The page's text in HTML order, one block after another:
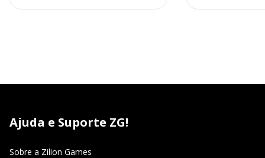
Ajuda e Suporte ZG!
Sobre a Zilion Games